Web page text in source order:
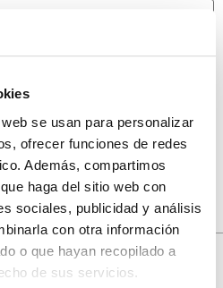
se usan para personalizar
ofrecer funciones de redes
Además, compartimos
haga del sitio web con
sociales, publicidad y análisis
con otra información
o que hayan recopilado a
de sus servicios.
vez que comente.
descuento